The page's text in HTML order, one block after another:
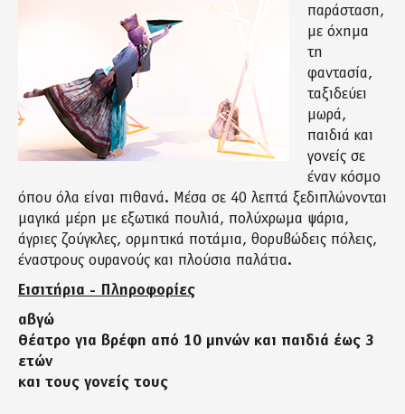
παράσταση,
με όχημα
τη
φαντασία,
ταξιδεύει
μωρά,
παιδιά και
γονείς σε
έναν κόσμο
όπου όλα είναι πιθανά. Μέσα σε 40 λεπτά ξεδιπλώνονται
μαγικά μέρη με εξωτικά πουλιά, πολύχρωμα ψάρια,
άγριες ζούγκλες, ορμητικά ποτάμια, θορυβώδεις πόλεις,
έναστρους ουρανούς και πλούσια παλάτια.
Εισιτήρια - Πληροφορίες
αβγώ
Θέατρο για βρέφη από 10 μηνών και παιδιά έως 3
ετών
και τους γονείς τους